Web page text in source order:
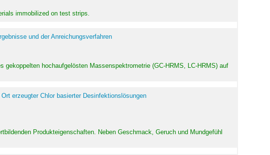
immobilized on test strips.
und der Anreichungsverfahren
hochaufgelösten Massenspektrometrie (GC-HRMS, LC-HRMS) auf
erzeugter Chlor basierter Desinfektionslösungen
Produkteigenschaften. Neben Geschmack, Geruch und Mundgefühl